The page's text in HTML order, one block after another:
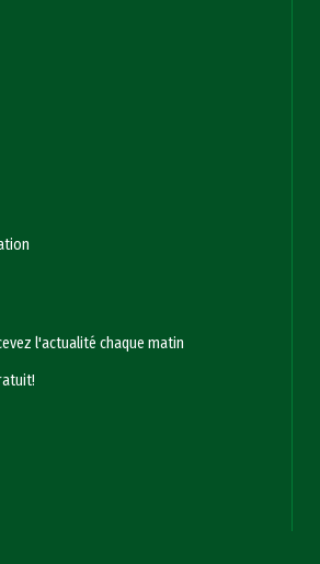
l'actualité chaque matin